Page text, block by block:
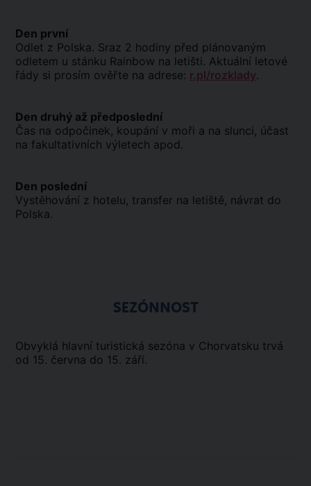
Den první
Odlet z Polska. Sraz 2 hodiny před plánovaným
odletem u stánku Rainbow na letišti. Aktuální letové
řády si prosím ověřte na adrese: r.pl/rozklady.
Den druhý až předposlední
Čas na odpočinek, koupání v moři a na slunci, účast
na fakultativních výletech apod.
Den poslední
Vystěhování z hotelu, transfer na letiště, návrat do
Polska.
SEZÓNNOST
Obvyklá hlavní turistická sezóna v Chorvatsku trvá
od 15. června do 15. září.